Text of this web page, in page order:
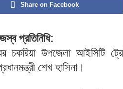
Share on Facebook
প্রতিনিধি:
চকরিয়া উপজেলা আইসিটি
শেখ হাসিনা।